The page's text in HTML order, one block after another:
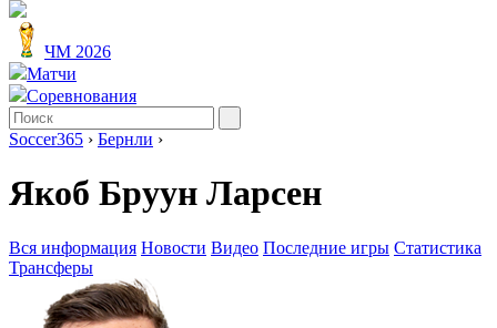
ЧМ 2026
Матчи
Соревнования
Soccer365 › Бернли ›
Якоб Бруун Ларсен
Вся информация Новости Видео Последние игры Статистика
Трансферы